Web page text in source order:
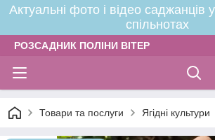
Актуальні фото і відео саджанців
спільнотах
РОЗСАДНИК ПОЛІНИ ВІТЕР
Товари та послуги Ягідні культури